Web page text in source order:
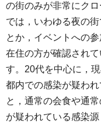
の街のみが非常にク
では，いわゆる夜の
とか，イベントへの
在住の方が確認され
す。20代を中心に，
都内での感染が疑わ
と，通常の会食や通
が疑われている感染